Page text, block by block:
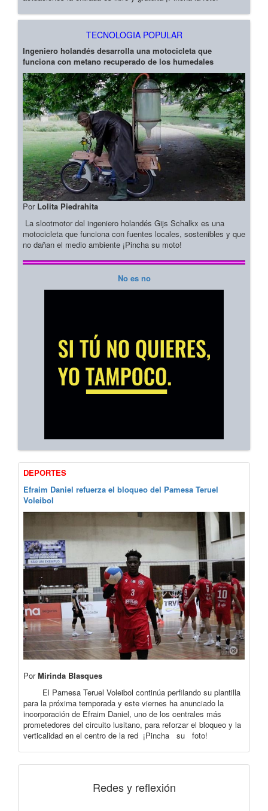
TECNOLOGIA POPULAR
Ingeniero holandés desarrolla una motocicleta que
funciona con metano recuperado de los humedales
Por Lolita Piedrahita
La slootmotor del ingeniero holandés Gijs Schalkx es una
motocicleta que funciona con fuentes locales, sostenibles y que
no dañan el medio ambiente ¡Pincha su moto!
No es no
DEPORTES
Efraim Daniel refuerza el bloqueo del Pamesa Teruel
Voleibol
PorMirinda Blasques
El Pamesa Teruel Voleibol continúa perfilando su plantilla
para la próxima temporada y este viernes ha anunciado la
incorporación de Efraim Daniel, uno de los centrales más
prometedores del circuito lusitano, para reforzar el bloqueo y la
verticalidad en el centro de la red ¡Pincha su foto!
Redes y reflexión